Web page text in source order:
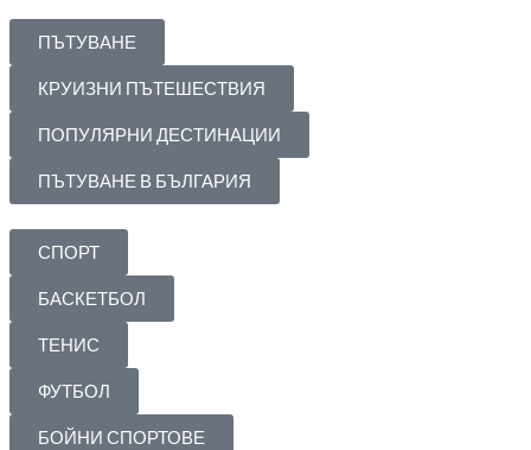
ПЪТУВАНЕ
КРУИЗНИ ПЪТЕШЕСТВИЯ
ПОПУЛЯРНИ ДЕСТИНАЦИИ
ПЪТУВАНЕ В БЪЛГАРИЯ
СПОРТ
БАСКЕТБОЛ
ТЕНИС
ФУТБОЛ
БОЙНИ СПОРТОВЕ